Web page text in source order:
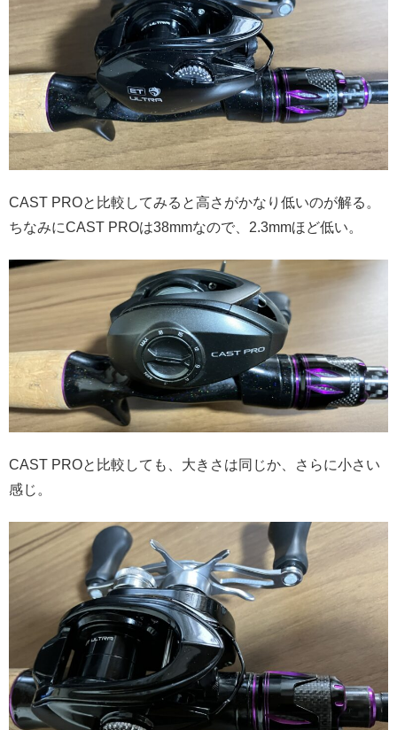
CAST PROと比較してみると高さがかなり低いのが解る。
ちなみにCAST PROは38mmなので、2.3mmほど低い。
CAST PROと比較しても、大きさは同じか、さらに小さい
感じ。